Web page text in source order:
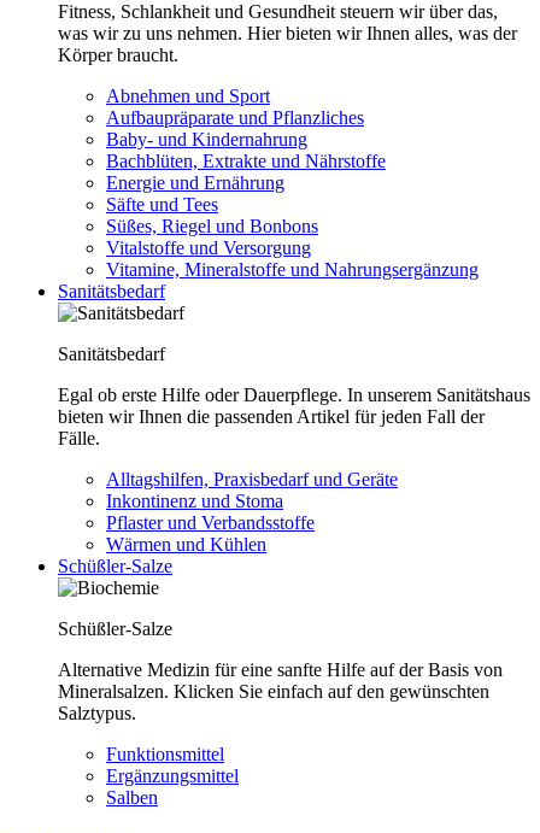
Fitness, Schlankheit und Gesundheit steuern wir über das,
was wir zu uns nehmen. Hier bieten wir Ihnen alles, was der
Körper braucht.
Abnehmen und Sport
Aufbaupräparate und Pflanzliches
Baby- und Kindernahrung
Bachblüten, Extrakte und Nährstoffe
Energie und Ernährung
Säfte und Tees
Süßes, Riegel und Bonbons
Vitalstoffe und Versorgung
Vitamine, Mineralstoffe und Nahrungsergänzung
Sanitätsbedarf
Sanitätsbedarf
Egal ob erste Hilfe oder Dauerpflege. In unserem Sanitätshaus
bieten wir Ihnen die passenden Artikel für jeden Fall der
Fälle.
Alltagshilfen, Praxisbedarf und Geräte
Inkontinenz und Stoma
Pflaster und Verbandsstoffe
Wärmen und Kühlen
Schüßler-Salze
Schüßler-Salze
Alternative Medizin für eine sanfte Hilfe auf der Basis von
Mineralsalzen. Klicken Sie einfach auf den gewünschten
Salztypus.
Funktionsmittel
Ergänzungsmittel
Salben